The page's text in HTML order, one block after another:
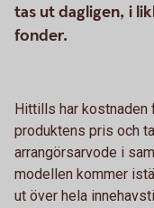
tas ut dagligen, i
fonder.
Hittills har kostnaden
produktens pris och
arrangörsarvode i
modellen kommer
ut över hela